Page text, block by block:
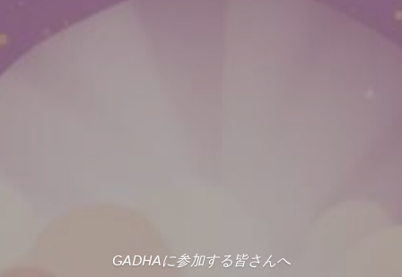
GADHAに参加する皆さんへ
open-t-faq